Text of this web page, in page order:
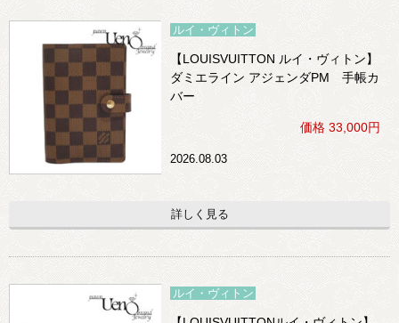
ルイ・ヴィトン
【LOUISVUITTON ルイ・ヴィトン】
ダミエライン アジェンダPM 手帳カ
バー
価格 33,000円
2026.08.03
詳しく見る
ルイ・ヴィトン
> よくあるご質問
> ホーム
> 古物営業法に基づく表示
> プライバシーポリシー
> お問い合わせ